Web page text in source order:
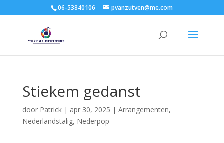
06-53840106 pvanzutven@me.com
Stiekem gedanst
door Patrick| apr 30, 2025 | Arrangementen,
Nederlandstalig, Nederpop